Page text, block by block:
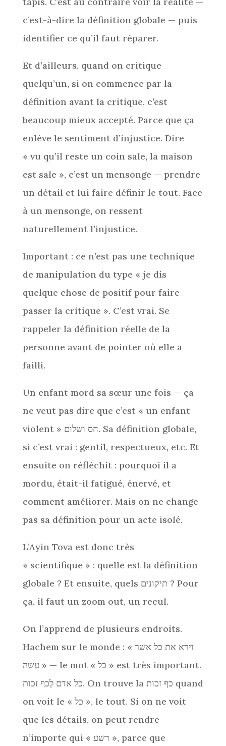
c’est-à-dire la définition globale — puis
identifier ce qu’il faut réparer.
Et d’ailleurs, quand on critique
quelqu’un, si on commence par la
définition avant la critique, c’est
beaucoup mieux accepté. Parce que ça
enlève le sentiment d’injustice. Dire
« vu qu’il reste un coin sale, la maison
est sale », c’est un mensonge — prendre
un détail et lui faire définir le tout. Face
à un mensonge, on ressent
naturellement l’injustice.
Important : ce n’est pas une technique
de manipulation du type « je dis
quelque chose de positif pour faire
passer la critique ». C’est vrai. Se
rappeler la définition réelle de la
personne avant de pointer où elle a
failli.
Un enfant mord sa sœur une fois — ça
ne veut pas dire que c’est « un enfant
violent » חס ושלום. Sa définition globale,
si c’est vrai : gentil, respectueux, etc. Et
ensuite on réfléchit : pourquoi il a
mordu, était-il fatigué, énervé, et
comment améliorer. Mais on ne change
pas sa définition pour un acte isolé.
L’Ayin Tova est donc très
« scientifique » : quelle est la définition
globale ? Et ensuite, quels תיקונים ? Pour
ça, il faut un zoom out, un recul.
On l’apprend de plusieurs endroits.
Hachem sur le monde : « וירא את כל אשר
עשה » — le mot « כל » est très important.
כל אדם לְכף זכות. On trouve la כף זכות quand
on voit le « כל », le tout. Si on ne voit
que les détails, on peut rendre
n’importe qui « רשע », parce que